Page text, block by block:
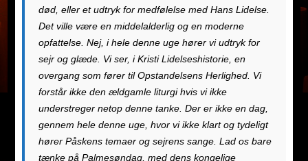
død, eller et udtryk for medfølelse med Hans Lidelse.
Det ville være en middelalderlig og en moderne
opfattelse. Nej, i hele denne uge hører vi udtryk for
sejr og glæde. Vi ser, i Kristi Lidelseshistorie, en
overgang som fører til Opstandelsens Herlighed. Vi
forstår ikke den ældgamle liturgi hvis vi ikke
understreger netop denne tanke. Der er ikke en dag,
gennem hele denne uge, hvor vi ikke klart og tydeligt
hører Påskens temaer og sejrens sange. Lad os bare
tænke på Palmesøndag, med dens kongelige